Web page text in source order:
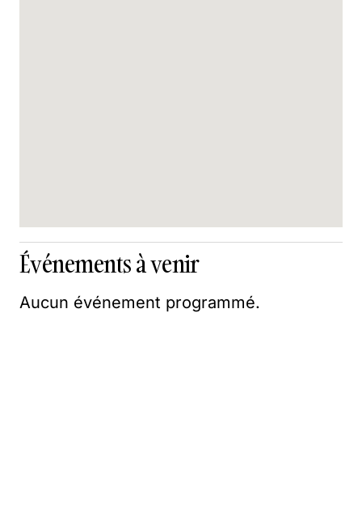
Événements à venir
Aucun événement programmé.